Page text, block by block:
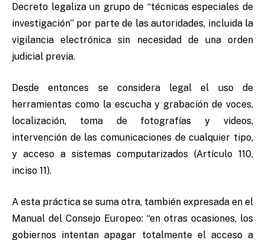
Decreto legaliza un grupo de “técnicas especiales de
investigación” por parte de las autoridades, incluida la
vigilancia electrónica sin necesidad de una orden
judicial previa.
Desde entonces se considera legal el uso de
herramientas como la escucha y grabación de voces,
localización, toma de fotografías y videos,
intervención de las comunicaciones de cualquier tipo,
y acceso a sistemas computarizados (Artículo 110,
inciso 11).
A esta práctica se suma otra, también expresada en el
Manual del Consejo Europeo: “en otras ocasiones, los
gobiernos intentan apagar totalmente el acceso a